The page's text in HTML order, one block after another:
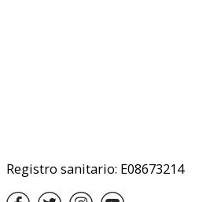
Registro sanitario: E08673214